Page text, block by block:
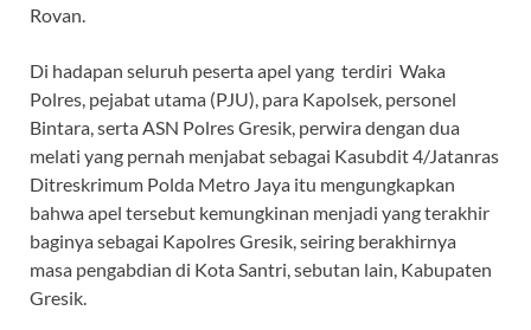
Rovan.
Di hadapan seluruh peserta apel yang terdiri Waka
Polres, pejabat utama (PJU), para Kapolsek, personel
Bintara, serta ASN Polres Gresik, perwira dengan dua
melati yang pernah menjabat sebagai Kasubdit 4/Jatanras
Ditreskrimum Polda Metro Jaya itu mengungkapkan
bahwa apel tersebut kemungkinan menjadi yang terakhir
baginya sebagai Kapolres Gresik, seiring berakhirnya
masa pengabdian di Kota Santri, sebutan lain, Kabupaten
Gresik.